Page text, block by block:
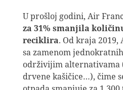
U prošloj godini, Air
za 31% smanjila
reciklira. Od kraja
sa zamenom
održivijim alternativama
drvene kašičice…), čime